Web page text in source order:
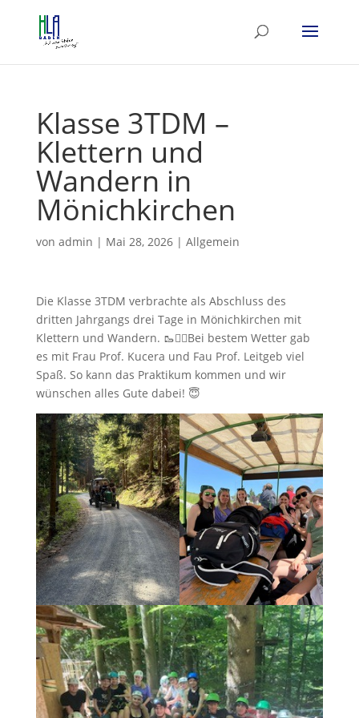
Klasse 3TDM –
Klettern und
Wandern in
Mönichkirchen
von admin | Mai 28, 2026| Allgemein
Die Klasse 3TDM verbrachte als Abschluss des
dritten Jahrgangs drei Tage in Mönichkirchen mit
Klettern und Wandern. 🥾🧗‍♀️Bei bestem Wetter gab
es mit Frau Prof. Kucera und Fau Prof. Leitgeb viel
Spaß. So kann das Praktikum kommen und wir
wünschen alles Gute dabei! 😇